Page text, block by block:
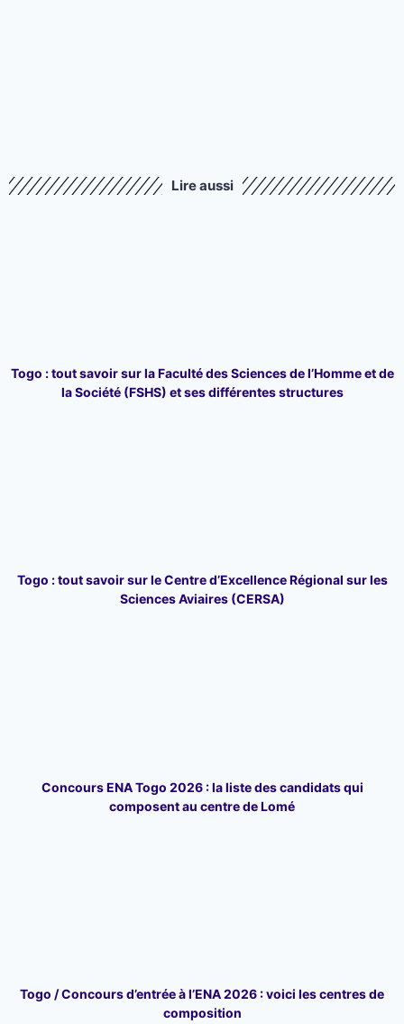
Lire aussi
Togo : tout savoir sur la Faculté des Sciences de l’Homme et de
la Société (FSHS) et ses différentes structures
Togo : tout savoir sur le Centre d’Excellence Régional sur les
Sciences Aviaires (CERSA)
Concours ENA Togo 2026 : la liste des candidats qui
composent au centre de Lomé
Togo / Concours d’entrée à l’ENA 2026 : voici les centres de
composition